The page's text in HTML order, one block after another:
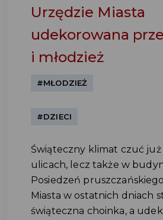
Urzędzie Miasta
udekorowana
i młodzież
#MŁODZIEŻ
#DZIECI
Świąteczny klimat czuć
ulicach, lecz także w
Posiedzeń
Miasta w ostatnich dniach
świąteczna choinka, a